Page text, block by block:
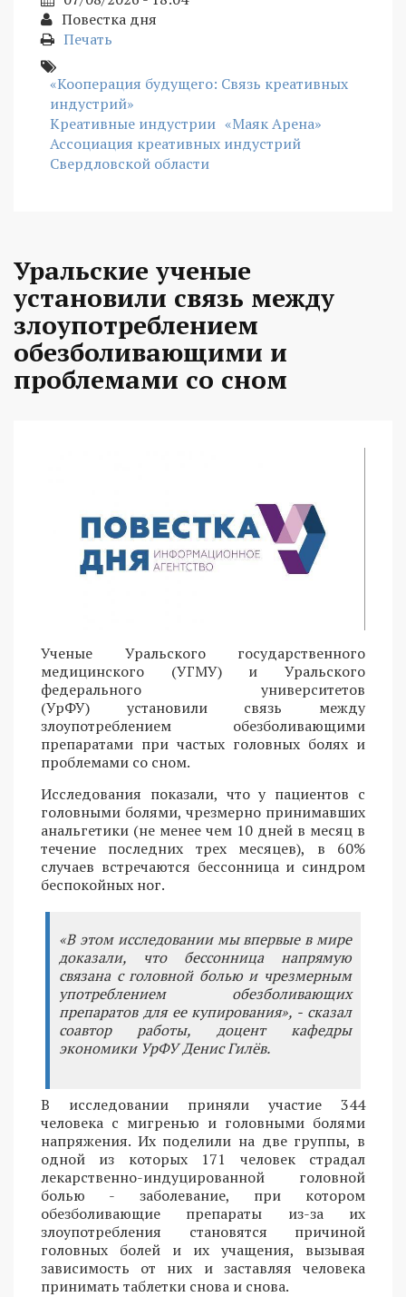
Повестка дня
Печать
«Кооперация будущего: Связь креативных
индустрий»
Креативные индустрии «Маяк Арена»
Ассоциация креативных индустрий
Свердловской области
Уральские ученые
установили связь между
злоупотреблением
обезболивающими и
проблемами со сном
Ученые Уральского государственного
медицинского (УГМУ) и Уральского
федерального университетов
(УрФУ) установили связь между
злоупотреблением обезболивающими
препаратами при частых головных болях и
проблемами со сном.
Исследования показали, что у пациентов с
головными болями, чрезмерно принимавших
анальгетики (не менее чем 10 дней в месяц в
течение последних трех месяцев), в 60%
случаев встречаются бессонница и синдром
беспокойных ног.
«В этом исследовании мы впервые в мире
доказали, что бессонница напрямую
связана с головной болью и чрезмерным
употреблением обезболивающих
препаратов для ее купирования», - сказал
соавтор работы, доцент кафедры
экономики УрФУ Денис Гилёв.
В исследовании приняли участие 344
человека с мигренью и головными болями
напряжения. Их поделили на две группы, в
одной из которых 171 человек страдал
лекарственно-индуцированной головной
болью - заболевание, при котором
обезболивающие препараты из-за их
злоупотребления становятся причиной
головных болей и их учащения, вызывая
зависимость от них и заставляя человека
принимать таблетки снова и снова.